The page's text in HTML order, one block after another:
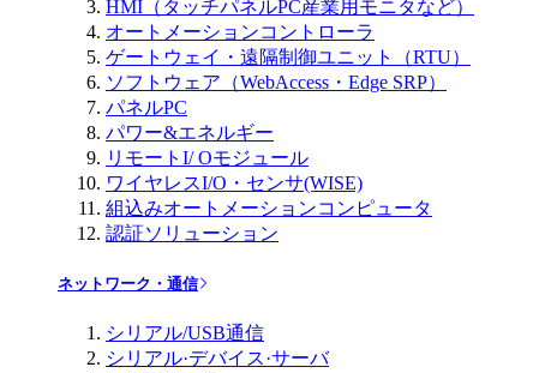
HMI（タッチパネルPC産業用モニタなど）
オートメーションコントローラ
ゲートウェイ・遠隔制御ユニット（RTU）
ソフトウェア（WebAccess・Edge SRP）
パネルPC
パワー&エネルギー
リモートI/ Oモジュール
ワイヤレスI/O・センサ(WISE)
組込みオートメーションコンピュータ
認証ソリューション
ネットワーク・通信
シリアル/USB通信
シリアル·デバイス·サーバ